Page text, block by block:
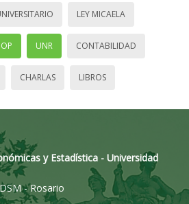
LEY MICAELA
UNR CONTABILIDAD
CHARLAS LIBROS
y Estadística - Universidad
- Rosario